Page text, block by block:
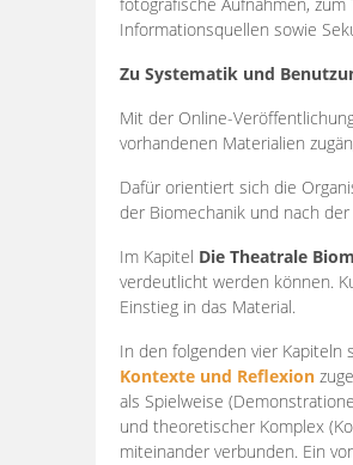
Informationsquellen sowie
Zu Systematik und
Mit der Online-
vorhandenen Materialien
Dafür orientiert sich die
der Biomechanik und nach
Im Kapitel Die Theatrale
verdeutlicht werden können.
Einstieg in das Material.
In den folgenden vier Kapiteln
Kontexte und Reflexion
als Spielweise
und theoretischer Komplex
miteinander verbunden. Ein